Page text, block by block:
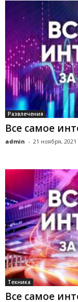
Развлечения
Все самое
admin - 21 ноября, 2021
Техника
Все самое